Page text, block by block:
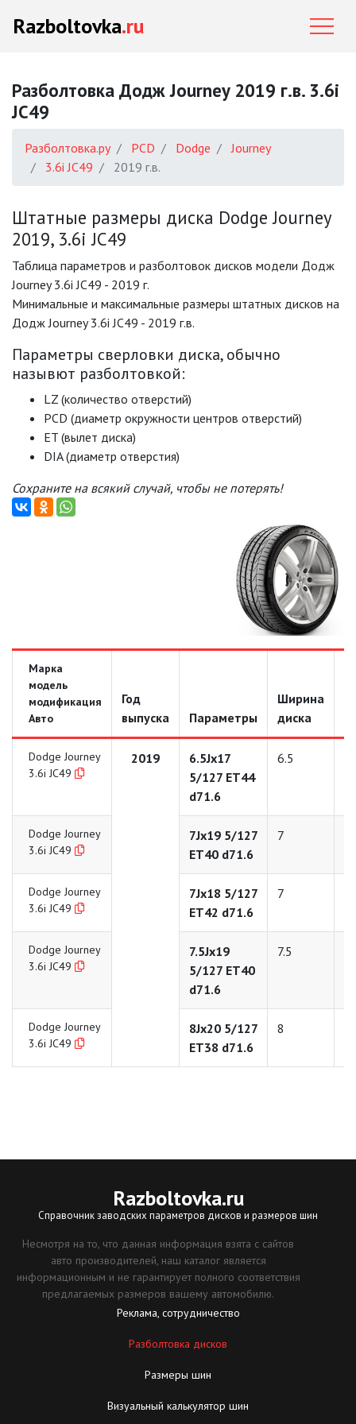
Razboltovka.ru
Разболтовка Додж Journey 2019 г.в. 3.6i
JC49
Разболтовка.ру PCD Dodge
Journey
3.6i JC49
2019 г.в.
Штатные размеры диска Dodge Journey
2019, 3.6i JC49
Таблица параметров и разболтовок дисков модели Додж
Journey 3.6i JC49 - 2019 г.
Минимальные и максимальные размеры штатных дисков на
Додж Journey 3.6i JC49 - 2019 г.в.
Параметры сверловки диска, обычно
назывют разболтовкой:
LZ (количество отверстий)
PCD (диаметр окружности центров отверстий)
ET (вылет диска)
DIA (диаметр отверстия)
Сохраните на всякий случай, чтобы не потерять!
Марка
модель
модификация
Авто
Год
выпуска
Параметры
Ширина
диска
Dodge Journey
3.6i JC49
2019
6.5Jx17
5/127 ET44
d71.6
6.5
Dodge Journey
3.6i JC49
7Jx19 5/127
ET40 d71.6
7
Dodge Journey
3.6i JC49
7Jx18 5/127
ET42 d71.6
7
Dodge Journey
3.6i JC49
7.5Jx19
5/127 ET40
d71.6
7.5
Dodge Journey
3.6i JC49
8Jx20 5/127
ET38 d71.6
8
Razboltovka.ru
Справочник заводских параметров дисков и размеров шин
Несмотря на то, что данная информация взята с сайтов
авто производителей, наш каталог является
информационным и не гарантирует полного соответствия
предлагаемых размеров вашему автомобилю.
Реклама, сотрудничество
Разболтовка дисков
Размеры шин
Визуальный калькулятор шин